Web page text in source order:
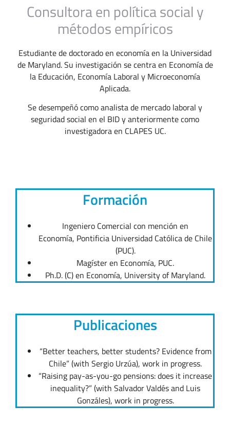
Consultora en política social y
métodos empíricos
Estudiante de doctorado en economía en la Universidad
de Maryland. Su investigación se centra en Economía de
la Educación, Economía Laboral y Microeconomía
Aplicada.
Se desempeñó como analista de mercado laboral y
seguridad social en el BID y anteriormente como
investigadora en CLAPES UC.
Formación
Ingeniero Comercial con mención en
Economía, Pontificia Universidad Católica de Chile
(PUC).
Magíster en Economía, PUC.
Ph.D. (C) en Economía, University of Maryland.
Publicaciones
“Better teachers, better students? Evidence from
Chile” (with Sergio Urzúa), work in progress.
“Raising pay-as-you-go pensions: does it increase
inequality?” (with Salvador Valdés and Luis
Gonzáles), work in progress.